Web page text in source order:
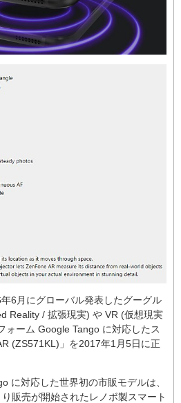
6月にグローバル発表したグーグル
Reality / 拡張現実) や VR (仮想現実
ォーム Google Tango に対応したス
(ZS571KL)」を2017年1月5日に正
に対応した世界初の市販モデルは、
販売が開始されたレノボ製スマート